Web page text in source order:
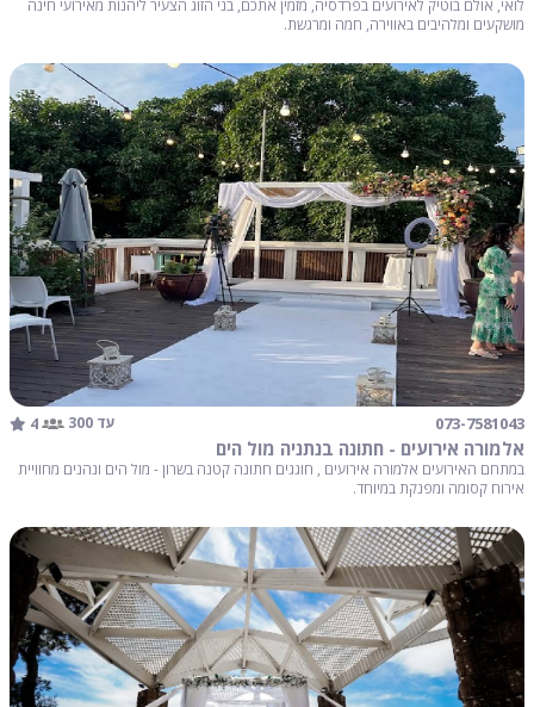
לואי, אולם בוטיק לאירועים בפרדסיה, מזמין אתכם, בני הזוג הצעיר ליהנות מאירועי חינה
מושקעים ומלהיבים באווירה, חמה ומרגשת.
073-7581043 עד 300 4
אלמורה אירועים - חתונה בנתניה מול הים
במתחם האירועים אלמורה אירועים , חוגגים חתונה קטנה בשרון - מול הים ונהנים מחוויית
אירוח קסומה ומפנקת במיוחד.